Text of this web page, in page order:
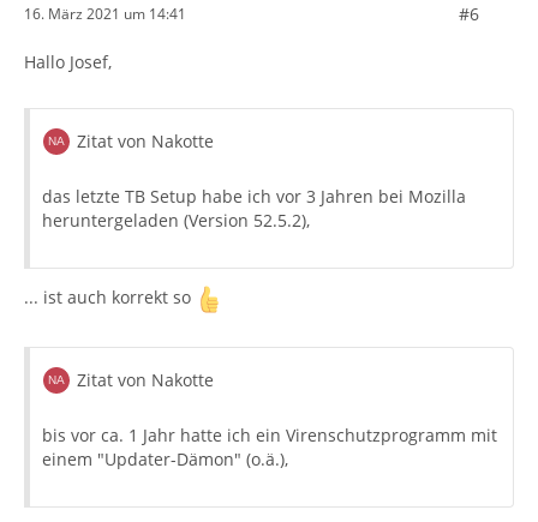
16. März 2021 um 14:41 #6
Hallo Josef,
Zitat von Nakotte
das letzte TB Setup habe ich vor 3 Jahren bei Mozilla
heruntergeladen (Version 52.5.2),
... ist auch korrekt so
Zitat von Nakotte
bis vor ca. 1 Jahr hatte ich ein Virenschutzprogramm mit
einem "Updater-Dämon" (o.ä.),